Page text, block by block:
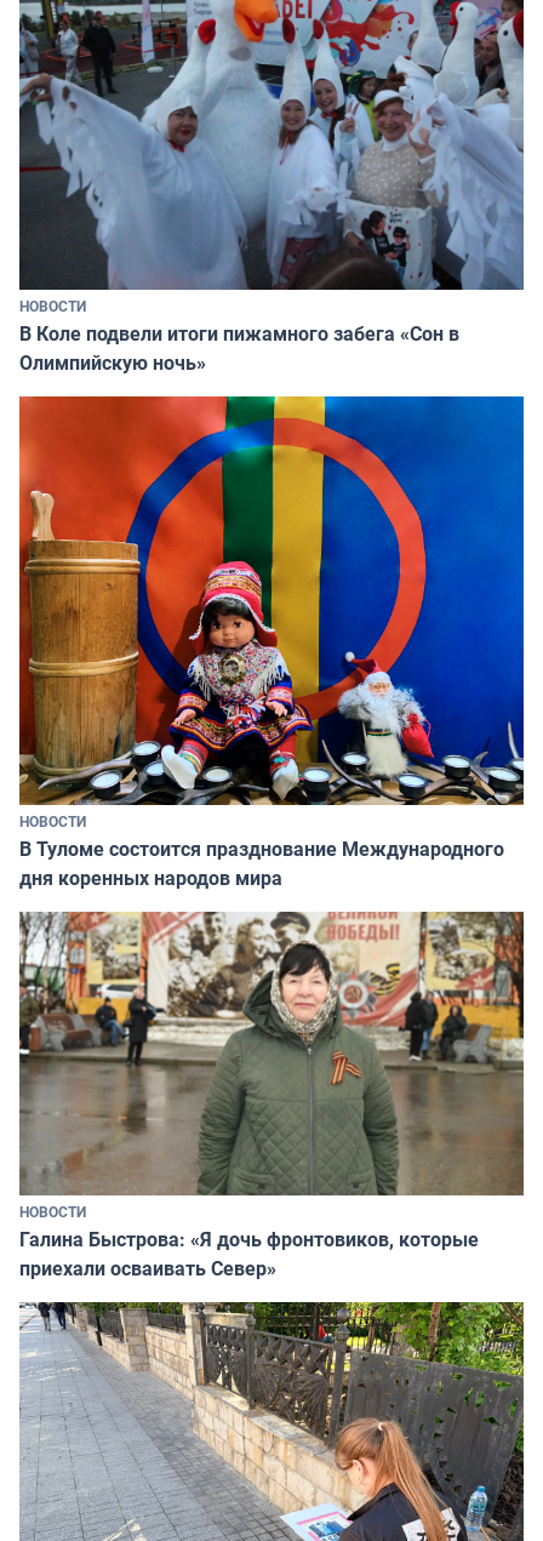
НОВОСТИ
В Коле подвели итоги пижамного забега «Сон в
Олимпийскую ночь»
НОВОСТИ
В Туломе состоится празднование Международного
дня коренных народов мира
НОВОСТИ
Галина Быстрова: «Я дочь фронтовиков, которые
приехали осваивать Север»